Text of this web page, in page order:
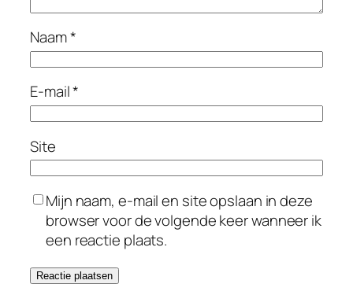
Naam*
E-mail*
Site
Mijn naam, e-mail en site opslaan in deze
browser voor de volgende keer wanneer ik
een reactie plaats.